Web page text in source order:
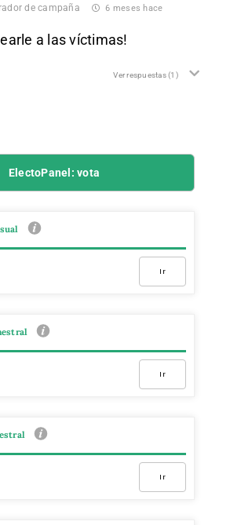
de campaña 6 meses hace
a las víctimas!
Ver respuestas(1)
ElectoPanel: vota
Ir
Ir
Ir